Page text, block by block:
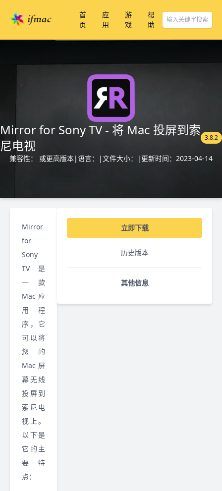
首
页
应
用
游
戏
帮
助
Mirror for Sony TV - 将 Mac 投屏到索
尼电视
3.8.2
兼容性： 或更高版本|语言： |文件大小： | 更新时间：2023-04-14
Mirror
for
Sony
TV 是
一款
Mac 应
用程
序，它
可以将
您的
Mac 屏
幕无线
投屏到
索尼电
视上。
以下是
它的主
要特
点：
立即下载
历史版本
其他信息